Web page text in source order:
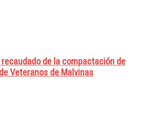
de la compactación de
Veteranos de Malvinas